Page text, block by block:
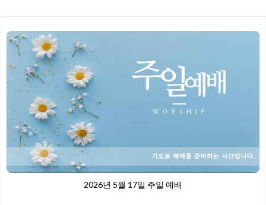
2026년 5월 17일 주일 예배